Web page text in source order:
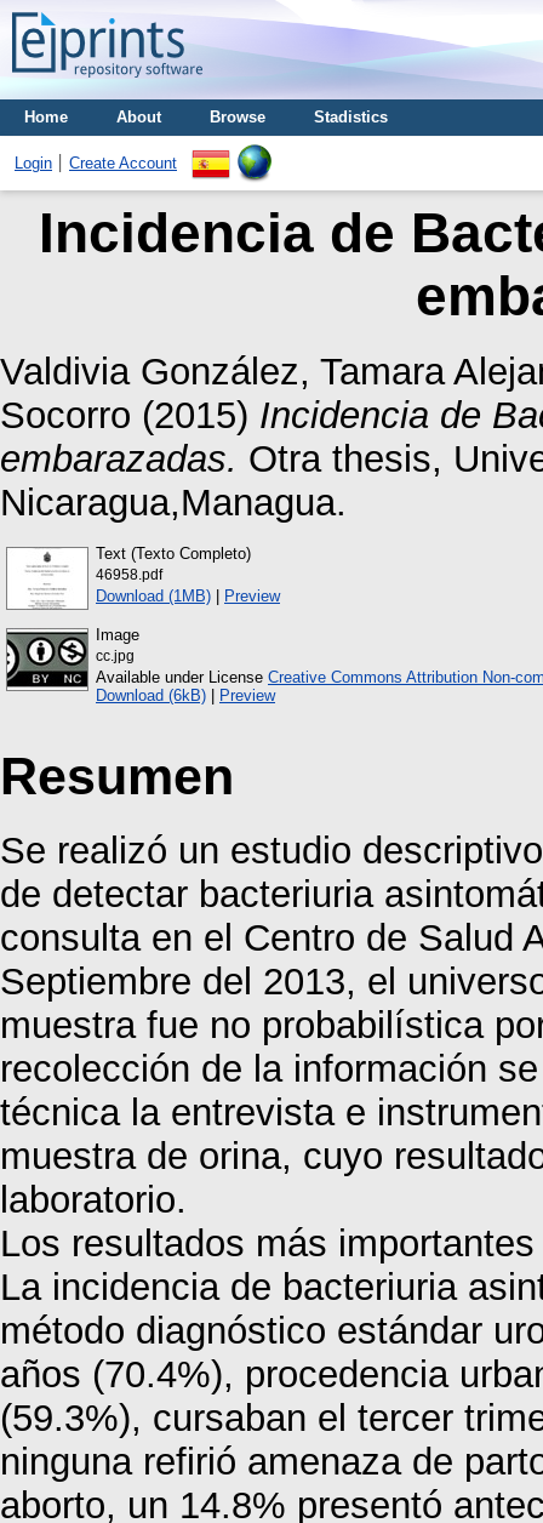
Home About Browse Stadistics
Login Create Account
Incidencia de
Valdivia González, Tamara
Socorro (2015) Incidencia de
embarazadas. Otra thesis,
Nicaragua,Managua.
Text (Texto Completo)
46958.pdf
Download (1MB) | Preview
Image
cc.jpg
Available under License Creative Commons Attribution Non-
Download (6kB) | Preview
Resumen
Se realizó un estudio
de detectar bacteriuria
consulta en el Centro de Salud
Septiembre del 2013, el
muestra fue no probabilística
recolección de la información
técnica la entrevista e
muestra de orina, cuyo
laboratorio.
Los resultados más
La incidencia de bacteriuria
método diagnóstico estándar
años (70.4%), procedencia
(59.3%), cursaban el tercer
ninguna refirió amenaza de
aborto, un 14.8% presentó